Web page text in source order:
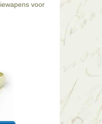
voor